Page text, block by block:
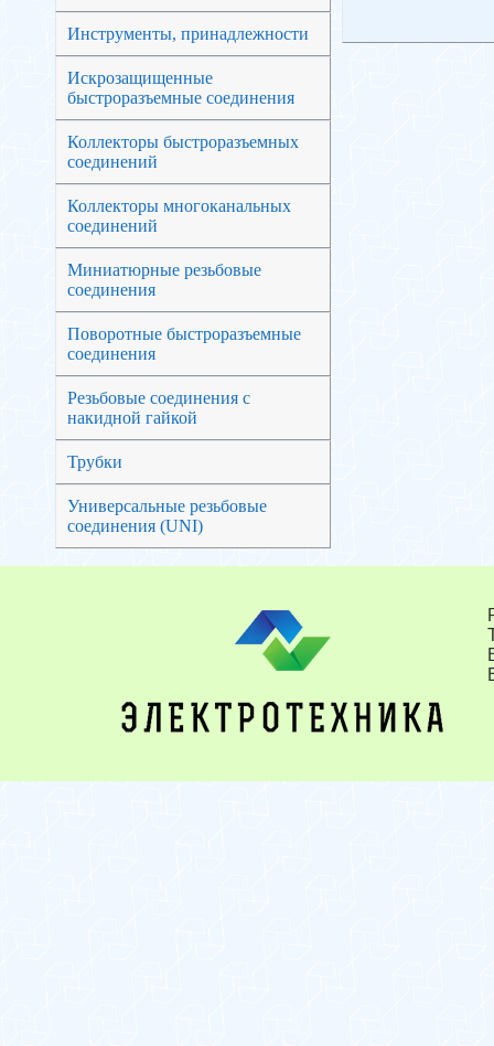
Инструменты, принадлежности
Искрозащищенные
быстроразъемные соединения
Коллекторы быстроразъемных
соединений
Коллекторы многоканальных
соединений
Миниатюрные резьбовые
соединения
Поворотные быстроразъемные
соединения
Резьбовые соединения с
накидной гайкой
Трубки
Универсальные резьбовые
соединения (UNI)